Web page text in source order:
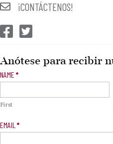
¡CONTÁCTENOS!
CEP Facebook
CEP Twitter
Anótese para recibir
Newsletter
NAME *
First
EMAIL *